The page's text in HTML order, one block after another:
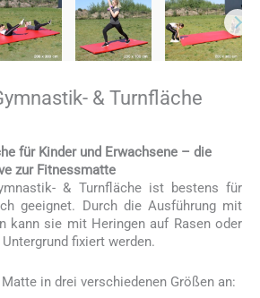
& Turnfläche
für Kinder und Erwachsene – die
zur Fitnessmatte
& Turnfläche ist bestens für
geeignet. Durch die Ausführung mit
kann sie mit Heringen auf Rasen oder
fixiert werden.
in drei verschiedenen Größen an: